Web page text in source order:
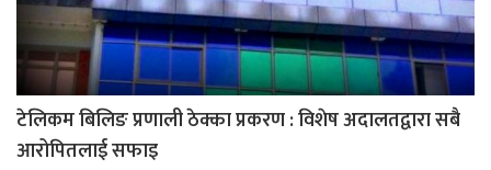
टेलिकम बिलिङ प्रणाली ठेक्का प्रकरण : विशेष अदालतद्वारा सबै
आरोपितलाई सफाइ